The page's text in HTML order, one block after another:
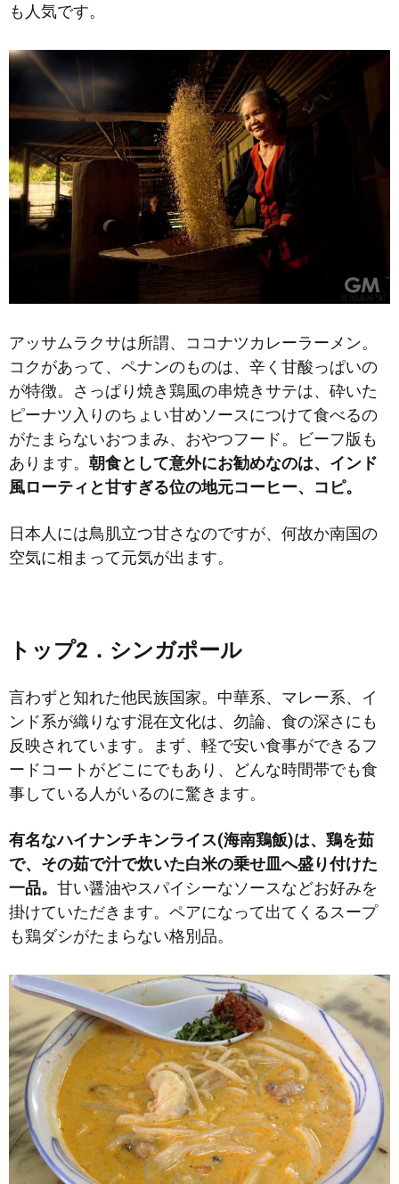
も人気です。
アッサムラクサは所謂、ココナツカレーラーメン。
コクがあって、ペナンのものは、辛く甘酸っぱいの
が特徴。さっぱり焼き鶏風の串焼きサテは、砕いた
ピーナツ入りのちょい甘めソースにつけて食べるの
がたまらないおつまみ、おやつフード。ビーフ版も
あります。 朝食として意外にお勧めなのは、インド
風ローティと甘すぎる位の地元コーヒー、コピ。
日本人には鳥肌立つ甘さなのですが、何故か南国の
空気に相まって元気が出ます。
トップ2．シンガポール
言わずと知れた他民族国家。中華系、マレー系、イ
ンド系が織りなす混在文化は、勿論、食の深さにも
反映されています。まず、軽で安い食事ができるフ
ードコートがどこにでもあり、どんな時間帯でも食
事している人がいるのに驚きます。
有名なハイナンチキンライス(海南鶏飯)は、鶏を茹
で、その茹で汁で炊いた白米の乗せ皿へ盛り付けた
一品。 甘い醤油やスパイシーなソースなどお好みを
掛けていただきます。ペアになって出てくるスープ
も鶏ダシがたまらない格別品。